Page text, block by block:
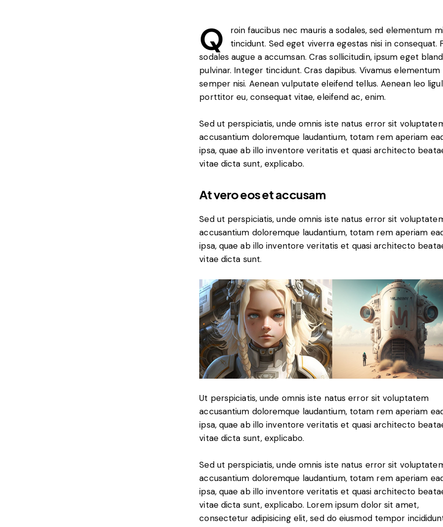
Q
roin faucibus nec mauris a sodales, sed elementum
tincidunt. Sed eget viverra egestas nisi in consequat.
sodales augue a accumsan. Cras sollicitudin, ipsum eget
pulvinar. Integer tincidunt. Cras dapibus. Vivamus elementum
semper nisi. Aenean vulputate eleifend tellus. Aenean leo
porttitor eu, consequat vitae, eleifend ac, enim.
Sed ut perspiciatis, unde omnis iste natus error sit
accusantium doloremque laudantium, totam rem aperiam
ipsa, quae ab illo inventore veritatis et quasi architecto
vitae dicta sunt, explicabo.
At vero eos et accusam
Sed ut perspiciatis, unde omnis iste natus error sit
accusantium doloremque laudantium, totam rem aperiam
ipsa, quae ab illo inventore veritatis et quasi architecto
vitae dicta sunt.
Ut perspiciatis, unde omnis iste natus error sit voluptatem
accusantium doloremque laudantium, totam rem aperiam
ipsa, quae ab illo inventore veritatis et quasi architecto
vitae dicta sunt, explicabo.
Sed ut perspiciatis, unde omnis iste natus error sit
accusantium doloremque laudantium, totam rem aperiam
ipsa, quae ab illo inventore veritatis et quasi architecto
vitae dicta sunt, explicabo. Lorem ipsum dolor sit amet,
consectetur adipisicing elit, sed do eiusmod tempor